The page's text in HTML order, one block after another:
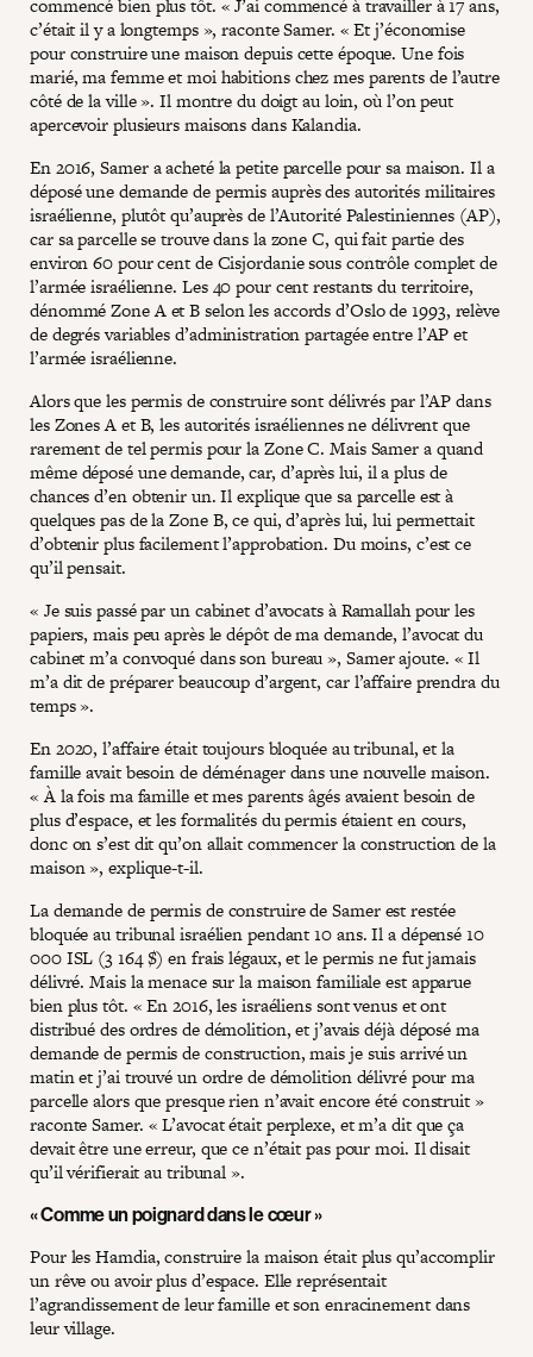
commencé bien plus tôt. « J’ai commencé à travailler à 17 ans,
c’était il y a longtemps », raconte Samer. « Et j’économise
pour construire une maison depuis cette époque. Une fois
marié, ma femme et moi habitions chez mes parents de l’autre
côté de la ville ». Il montre du doigt au loin, où l’on peut
apercevoir plusieurs maisons dans Kalandia.
En 2016, Samer a acheté la petite parcelle pour sa maison. Il a
déposé une demande de permis auprès des autorités militaires
israélienne, plutôt qu’auprès de l’Autorité Palestiniennes (AP),
car sa parcelle se trouve dans la zone C, qui fait partie des
environ 60 pour cent de Cisjordanie sous contrôle complet de
l’armée israélienne. Les 40 pour cent restants du territoire,
dénommé Zone A et B selon les accords d’Oslo de 1993, relève
de degrés variables d’administration partagée entre l’AP et
l’armée israélienne.
Alors que les permis de construire sont délivrés par l’AP dans
les Zones A et B, les autorités israéliennes ne délivrent que
rarement de tel permis pour la Zone C. Mais Samer a quand
même déposé une demande, car, d’après lui, il a plus de
chances d’en obtenir un. Il explique que sa parcelle est à
quelques pas de la Zone B, ce qui, d’après lui, lui permettait
d’obtenir plus facilement l’approbation. Du moins, c’est ce
qu’il pensait.
« Je suis passé par un cabinet d’avocats à Ramallah pour les
papiers, mais peu après le dépôt de ma demande, l’avocat du
cabinet m’a convoqué dans son bureau », Samer ajoute. « Il
m’a dit de préparer beaucoup d’argent, car l’affaire prendra du
temps ».
En 2020, l’affaire était toujours bloquée au tribunal, et la
famille avait besoin de déménager dans une nouvelle maison.
« À la fois ma famille et mes parents âgés avaient besoin de
plus d’espace, et les formalités du permis étaient en cours,
donc on s’est dit qu’on allait commencer la construction de la
maison », explique-t-il.
La demande de permis de construire de Samer est restée
bloquée au tribunal israélien pendant 10 ans. Il a dépensé 10
000 ISL (3 164 $) en frais légaux, et le permis ne fut jamais
délivré. Mais la menace sur la maison familiale est apparue
bien plus tôt. « En 2016, les israéliens sont venus et ont
distribué des ordres de démolition, et j’avais déjà déposé ma
demande de permis de construction, mais je suis arrivé un
matin et j’ai trouvé un ordre de démolition délivré pour ma
parcelle alors que presque rien n’avait encore été construit »
raconte Samer. « L’avocat était perplexe, et m’a dit que ça
devait être une erreur, que ce n’était pas pour moi. Il disait
qu’il vérifierait au tribunal ».
« Comme un poignard dans le cœur »
Pour les Hamdia, construire la maison était plus qu’accomplir
un rêve ou avoir plus d’espace. Elle représentait
l’agrandissement de leur famille et son enracinement dans
leur village.